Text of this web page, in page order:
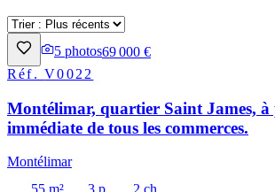
5 photos69 000 €
Réf.V0022
Montélimar, quartier Saint James,
immédiate de tous les commerces.
Montélimar